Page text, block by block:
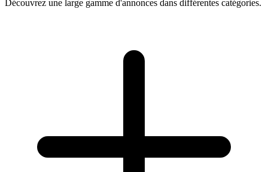
Découvrez une large gamme d'annonces dans différentes catégories.